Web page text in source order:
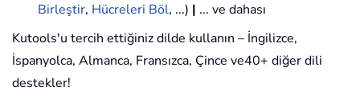
Birleştir, Hücreleri Böl, ...) | ... ve dahası
Kutools'u tercih ettiğiniz dilde kullanın – İngilizce,
İspanyolca, Almanca, Fransızca, Çince ve40+ diğer dili
destekler!